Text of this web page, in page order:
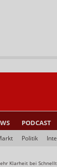
PODCAST
Politik
Klarheit bei